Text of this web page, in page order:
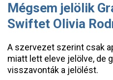
Mégsem jelölik
Swiftet Olivia
A szervezet szerint csak
miatt lett eleve jelölve, de
visszavonták a jelölést.